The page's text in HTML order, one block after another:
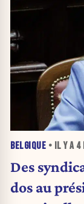
BELGIQUE • IL Y A 4
Des
dos au